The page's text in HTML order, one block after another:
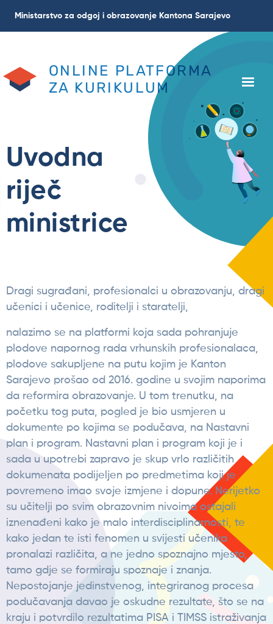
Ministarstvo za odgoj i obrazovanje Kantona Sarajevo
ONLINE PLATFORMA
ZA KURIKULUM
Uvodna
riječ
ministrice
Dragi sugrađani, profesionalci u obrazovanju, dragi
učenici i učenice, roditelji i staratelji,
nalazimo se na platformi koja sada pohranjuje
plodove napornog rada vrhunskih profesionalaca,
plodove sakupljene na putu kojim je Kanton
Sarajevo prošao od 2016. godine u svojim naporima
da reformira obrazovanje. U tom trenutku, na
početku tog puta, pogled je bio usmjeren u
dokumente po kojima se podučava, na Nastavni
plan i program. Nastavni plan i program koji je i
sada u upotrebi zapravo je skup vrlo različitih
dokumenata podijeljen po predmetima koji je
povremeno imao svoje izmjene i dopune. Nerijetko
su učitelji po svim obrazovnim nivoima ostajali
iznenađeni kako je malo interdisciplinarnosti, te
kako jedan te isti fenomen u svijesti učenika
pronalazi različita, a ne jedno spoznajno mjesto,
tamo gdje se formiraju spoznaje i znanja.
Nepostojanje jedinstvenog, integriranog procesa
podučavanja davao je oskudne rezultate, što se na
kraju i potvrdilo rezultatima PISA i TIMSS istraživanja